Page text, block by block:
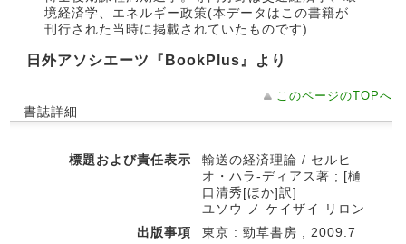
境経済学、エネルギー政策(本データはこの書籍が
刊行された当時に掲載されていたものです)
日外アソシエーツ『BookPlus』より
このページのTOPへ
書誌詳細
標題および責任表示
輸送の経済理論 / セルヒ
オ・ハラ-ディアス著 ; [樋
口清秀[ほか]訳]
ユソウ ノ ケイザイ リロン
出版事項
東京 : 勁草書房 , 2009.7